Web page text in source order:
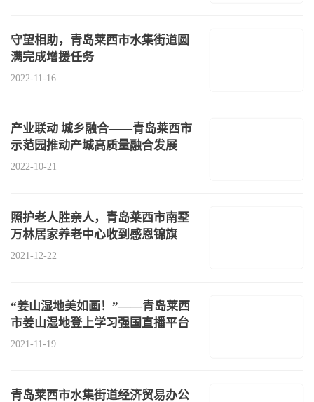
守望相助，青岛莱西市水集街道圆
满完成增援任务
2022-11-16
产业联动 城乡融合——青岛莱西市
示范园推动产城高质量融合发展
2022-10-21
照护老人胜亲人，青岛莱西市南墅
万林居家养老中心收到感恩锦旗
2021-12-22
“姜山湿地美如画！”——青岛莱西
市姜山湿地登上学习强国直播平台
2021-11-19
青岛莱西市水集街道经济贸易办公